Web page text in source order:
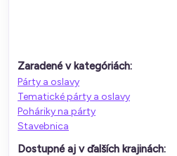
Zaradené v kategóriách:
Párty a oslavy
Tematické párty a oslavy
Poháriky na párty
Stavebnica
Dostupné aj v ďalších krajinách: